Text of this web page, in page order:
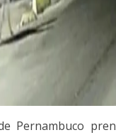
Pernambuco